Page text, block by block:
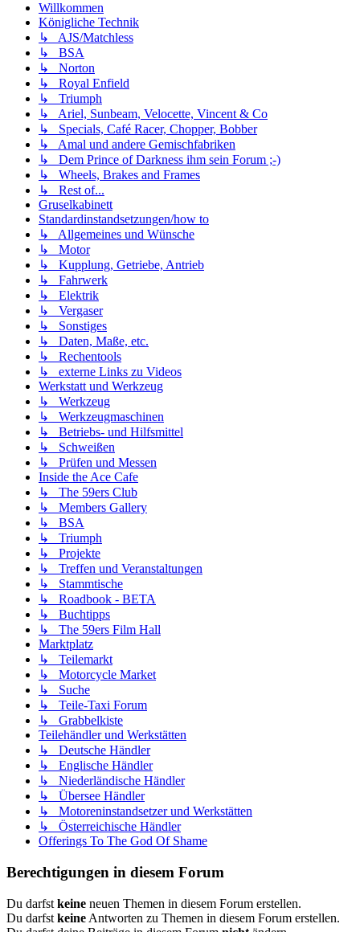
Willkommen
Königliche Technik
↳ AJS/Matchless
↳ BSA
↳ Norton
↳ Royal Enfield
↳ Triumph
↳ Ariel, Sunbeam, Velocette, Vincent & Co
↳ Specials, Café Racer, Chopper, Bobber
↳ Amal und andere Gemischfabriken
↳ Dem Prince of Darkness ihm sein Forum ;-)
↳ Wheels, Brakes and Frames
↳ Rest of...
Gruselkabinett
Standardinstandsetzungen/how to
↳ Allgemeines und Wünsche
↳ Motor
↳ Kupplung, Getriebe, Antrieb
↳ Fahrwerk
↳ Elektrik
↳ Vergaser
↳ Sonstiges
↳ Daten, Maße, etc.
↳ Rechentools
↳ externe Links zu Videos
Werkstatt und Werkzeug
↳ Werkzeug
↳ Werkzeugmaschinen
↳ Betriebs- und Hilfsmittel
↳ Schweißen
↳ Prüfen und Messen
Inside the Ace Cafe
↳ The 59ers Club
↳ Members Gallery
↳ BSA
↳ Triumph
↳ Projekte
↳ Treffen und Veranstaltungen
↳ Stammtische
↳ Roadbook - BETA
↳ Buchtipps
↳ The 59ers Film Hall
Marktplatz
↳ Teilemarkt
↳ Motorcycle Market
↳ Suche
↳ Teile-Taxi Forum
↳ Grabbelkiste
Teilehändler und Werkstätten
↳ Deutsche Händler
↳ Englische Händler
↳ Niederländische Händler
↳ Übersee Händler
↳ Motoreninstandsetzer und Werkstätten
↳ Österreichische Händler
Offerings To The God Of Shame
Berechtigungen in diesem Forum
Du darfst keine neuen Themen in diesem Forum erstellen.
Du darfst keine Antworten zu Themen in diesem Forum erstellen.